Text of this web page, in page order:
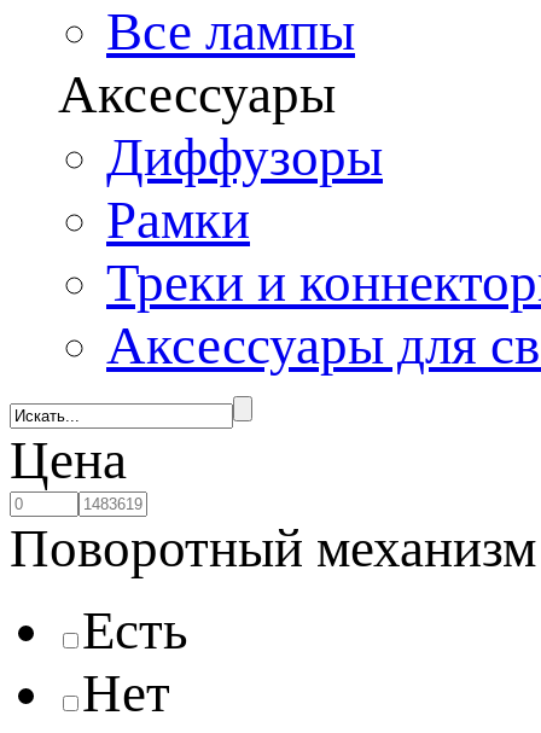
Все лампы
Аксессуары
Диффузоры
Рамки
Треки и
Аксессуары для
Цена
Поворотный механизм
Есть
Нет